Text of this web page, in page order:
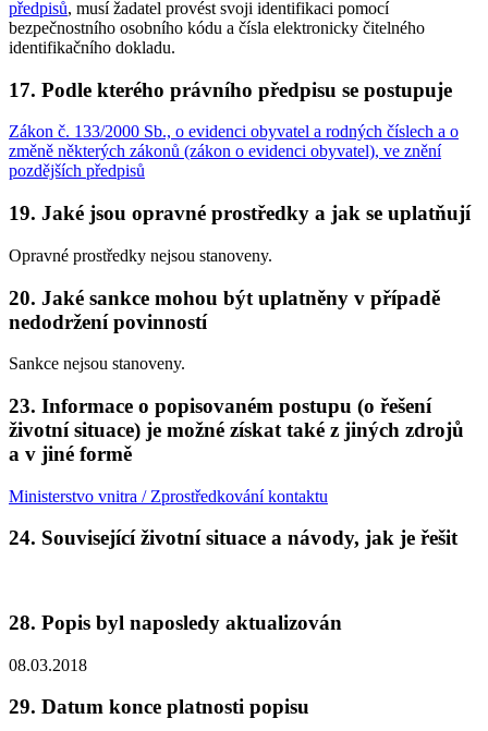
předpisů, musí žadatel provést svoji identifikaci pomocí
bezpečnostního osobního kódu a čísla elektronicky čitelného
identifikačního dokladu.
17. Podle kterého právního předpisu se postupuje
Zákon č. 133/2000 Sb., o evidenci obyvatel a rodných číslech a o
změně některých zákonů (zákon o evidenci obyvatel), ve znění
pozdějších předpisů
19. Jaké jsou opravné prostředky a jak se uplatňují
Opravné prostředky nejsou stanoveny.
20. Jaké sankce mohou být uplatněny v případě
nedodržení povinností
Sankce nejsou stanoveny.
23. Informace o popisovaném postupu (o řešení
životní situace) je možné získat také z jiných zdrojů
a v jiné formě
Ministerstvo vnitra / Zprostředkování kontaktu
24. Související životní situace a návody, jak je řešit
28. Popis byl naposledy aktualizován
08.03.2018
29. Datum konce platnosti popisu